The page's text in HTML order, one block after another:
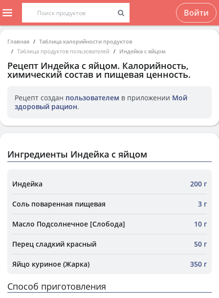
Войти
Главная
Таблица калорийности продуктов
Таблица продуктов пользователей
Индейка с яйцом
Рецепт Индейка с яйцом. Калорийность,
химический состав и пищевая ценность.
Рецепт создан пользователем в приложении Мой
здоровый рацион.
Ингредиенты Индейка с яйцом
Индейка 200 г
Соль поваренная пищевая 3 г
Масло Подсолнечное [Слобода] 10 г
Перец сладкий красный 50 г
Яйцо куриное (Жарка) 350 г
Способ приготовления